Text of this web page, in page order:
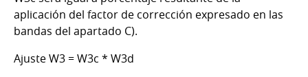
aplicación del factor de corrección expresado en las
bandas del apartado C).
Ajuste W3 = W3c * W3d